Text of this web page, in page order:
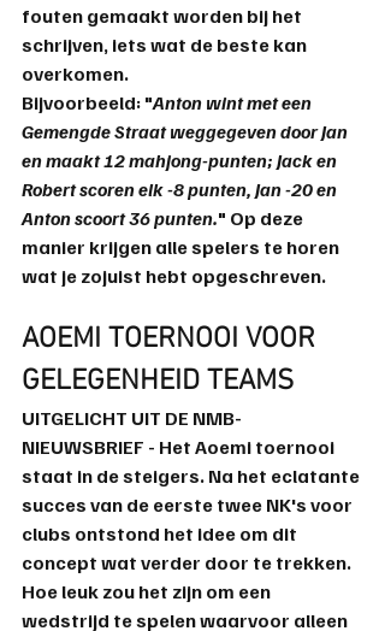
fouten gemaakt worden bij het
schrijven, iets wat de beste kan
overkomen.
Bijvoorbeeld: "Anton wint met een
Gemengde Straat weggegeven door Jan
en maakt 12 mahjong-punten; Jack en
Robert scoren elk -8 punten, Jan -20 en
Anton scoort 36 punten." Op deze
manier krijgen alle spelers te horen
wat je zojuist hebt opgeschreven.
AOEMI TOERNOOI VOOR
GELEGENHEID TEAMS
UITGELICHT UIT DE NMB-
NIEUWSBRIEF - Het Aoemi toernooi
staat in de steigers. Na het eclatante
succes van de eerste twee NK's voor
clubs ontstond het idee om dit
concept wat verder door te trekken.
Hoe leuk zou het zijn om een
wedstrijd te spelen waarvoor alleen